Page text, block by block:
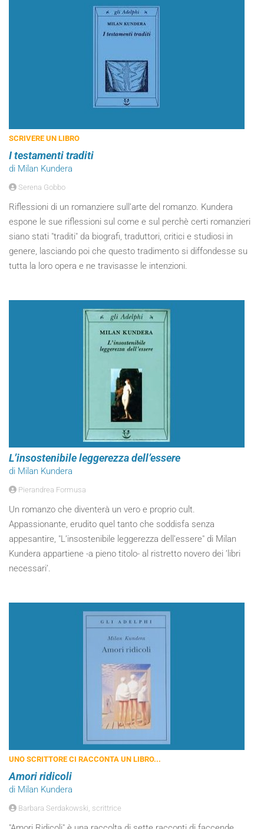
SCRIVERE UN LIBRO
I testamenti traditi
di Milan Kundera
Serena Gobbo
Riflessioni di un romanziere sull’arte del romanzo. Kundera
espone le sue riflessioni sul come e sul perchè certi romanzieri
siano stati "traditi" da biografi, traduttori, critici e studiosi in
genere, lasciando poi che questo tradimento si diffondesse su
tutta la loro opera e ne travisasse le intenzioni.
L’insostenibile leggerezza dell’essere
di Milan Kundera
Pierandrea Formusa
Un romanzo che diventerà un vero e proprio cult.
Appassionante, erudito quel tanto che soddisfa senza
appesantire, "L’insostenibile leggerezza dell’essere" di Milan
Kundera appartiene -a pieno titolo- al ristretto novero dei ’libri
necessari’.
UNO SCRITTORE CI RACCONTA UN LIBRO...
Amori ridicoli
di Milan Kundera
Barbara Serdakowski, scrittrice